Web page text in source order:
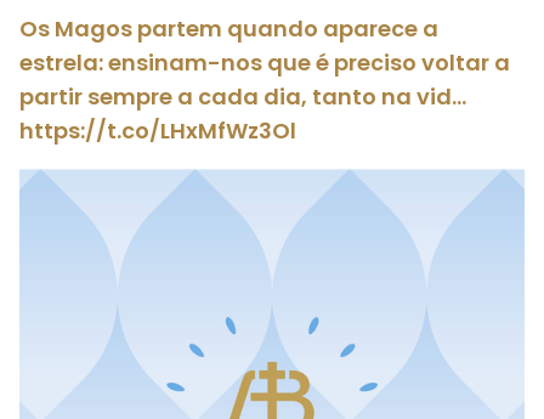
Os Magos partem quando aparece a
estrela: ensinam-nos que é preciso voltar a
partir sempre a cada dia, tanto na vid…
https://t.co/LHxMfWz3Ol